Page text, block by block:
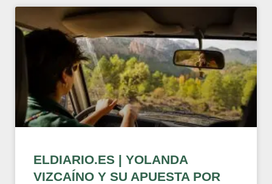
ELDIARIO.ES | YOLANDA
VIZCAÍNO Y SU APUESTA POR